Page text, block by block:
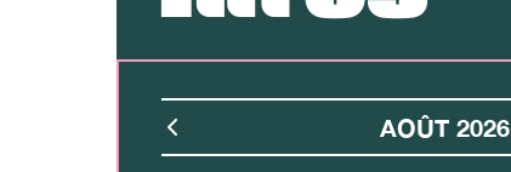
AOÛT 2026